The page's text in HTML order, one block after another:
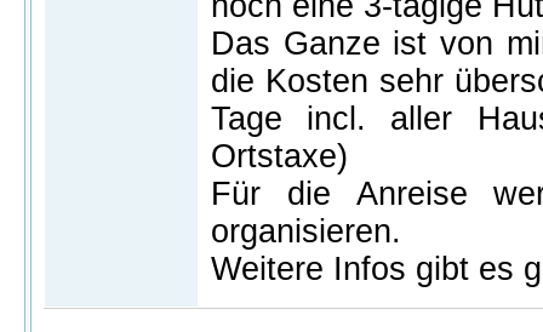
Das Ganze ist von
die Kosten sehr
Tage incl. aller
Ortstaxe)
Für die Anreise
organisieren.
Weitere Infos gibt es